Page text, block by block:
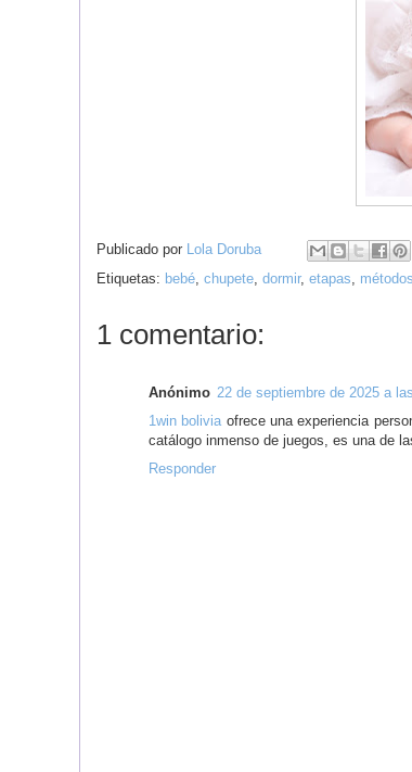
Publicado por
Lola Doruba
Etiquetas: bebé chupete dormir, etapas métodos
1 comentario:
Anónimo 22 de septiembre de 2025 a
1win bolivia ofrece una experiencia
catálogo inmenso de juegos, es una de
Responder